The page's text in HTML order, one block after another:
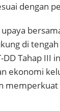
dengan
di
Tahap III
ekonomi